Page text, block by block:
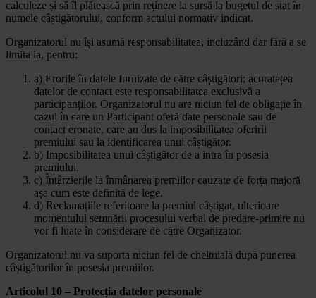
calculeze și să îl plătească prin reținere la sursă la bugetul de stat în
numele câștigătorului, conform actului normativ indicat.
Organizatorul nu își asumă responsabilitatea, incluzând dar fără a se
limita la, pentru:
a) Erorile în datele furnizate de către câștigători; acuratețea
datelor de contact este responsabilitatea exclusivă a
participanților. Organizatorul nu are niciun fel de obligație în
cazul în care un Participant oferă date personale sau de
contact eronate, care au dus la imposibilitatea oferirii
premiului sau la identificarea unui câștigător.
b) Imposibilitatea unui câștigător de a intra în posesia
premiului.
c) Întârzierile la înmânarea premiilor cauzate de forța majoră
așa cum este definită de lege.
d) Reclamațiile referitoare la premiul câștigat, ulterioare
momentului semnării procesului verbal de predare-primire nu
vor fi luate în considerare de către Organizator.
Organizatorul nu va suporta niciun fel de cheltuială după punerea
câștigătorilor în posesia premiilor.
Articolul 10 – Protecția datelor personale